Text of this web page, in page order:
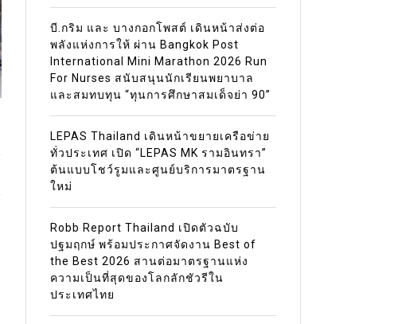
บี.กริม และ บางกอกโพสต์ เดินหน้าส่งต่อ
พลังแห่งการให้ ผ่าน Bangkok Post
International Mini Marathon 2026 Run
For Nurses สนับสนุนนักเรียนพยาบาล
และสมทบทุน “ทุนการศึกษาสมเด็จย่า 90”
LEPAS Thailand เดินหน้าขยายเครือข่าย
ทั่วประเทศ เปิด “LEPAS MK รามอินทรา”
ต้นแบบโชว์รูมและศูนย์บริการมาตรฐาน
ใหม่
Robb Report Thailand เปิดตัวฉบับ
ปฐมฤกษ์ พร้อมประกาศจัดงาน Best of
the Best 2026 สานต่อมาตรฐานแห่ง
ความเป็นที่สุดของโลกลักชัวรีใน
ประเทศไทย